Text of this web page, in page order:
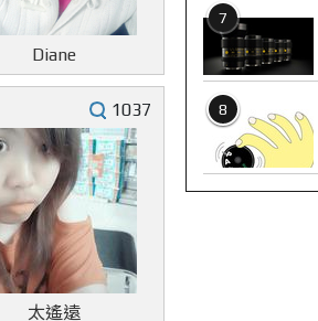
Diane
1037
太遙遠
7
8